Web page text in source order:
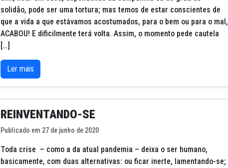
solidão, pode ser uma tortura; mas temos de estar conscientes de
que a vida a que estávamos acostumados, para o bem ou para o mal,
ACABOU! E dificilmente terá volta. Assim, o momento pede cautela
[…]
Ler mais
REINVENTANDO-SE
Publicado em 27 de junho de 2020
Toda crise – como a da atual pandemia – deixa o ser humano,
basicamente, com duas alternativas: ou ficar inerte, lamentando-se;